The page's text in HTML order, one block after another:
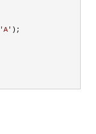
'A '